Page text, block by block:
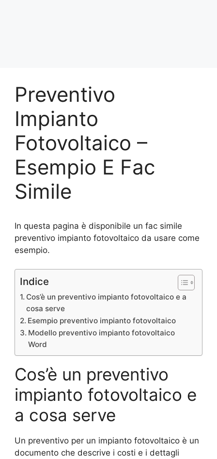
Preventivo
Impianto
Fotovoltaico –
Esempio E Fac
Simile
In questa pagina è disponibile un fac simile
preventivo impianto fotovoltaico da usare come
esempio.
Indice
Cos’è un preventivo impianto fotovoltaico e a
cosa serve
Esempio preventivo impianto fotovoltaico
Modello preventivo impianto fotovoltaico
Word
Cos’è un preventivo
impianto fotovoltaico e
a cosa serve
Un preventivo per un impianto fotovoltaico è un
documento che descrive i costi e i dettagli